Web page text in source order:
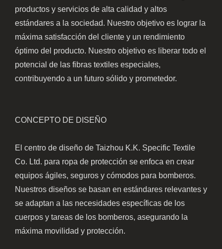
productos y servicios de alta calidad y altos
estándares a la sociedad. Nuestro objetivo es lograr la
máxima satisfacción del cliente y un rendimiento
óptimo del producto. Nuestro objetivo es liberar todo el
potencial de las fibras textiles especiales,
contribuyendo a un futuro sólido y prometedor.
CONCEPTO DE DISEÑO
El centro de diseño de Taizhou K.K. Specific Textile
Co. Ltd. para ropa de protección se enfoca en crear
equipos ágiles, seguros y cómodos para bomberos.
Nuestros diseños se basan en estándares relevantes y
se adaptan a las necesidades específicas de los
cuerpos y tareas de los bomberos, asegurando la
máxima movilidad y protección.